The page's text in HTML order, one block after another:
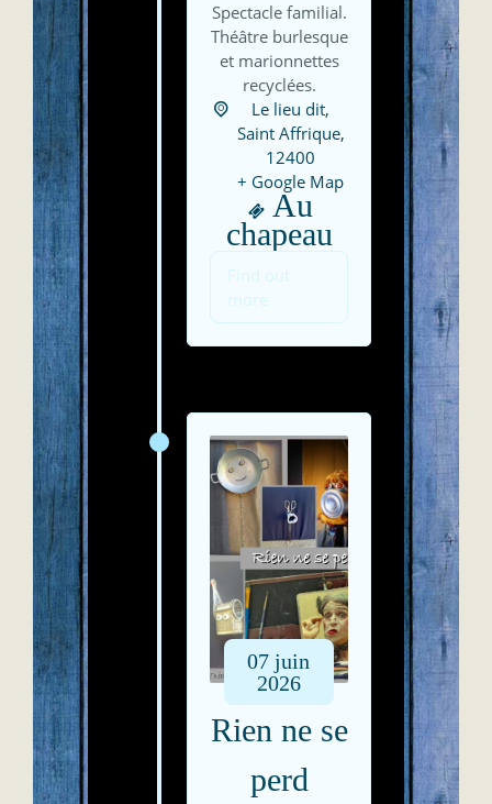
Spectacle familial.
Théâtre burlesque
et marionnettes
recyclées.
Le lieu dit,
Saint Affrique,
12400
+ Google Map
Au
chapeau
Find out
more
07 juin
2026
Rien ne se
perd